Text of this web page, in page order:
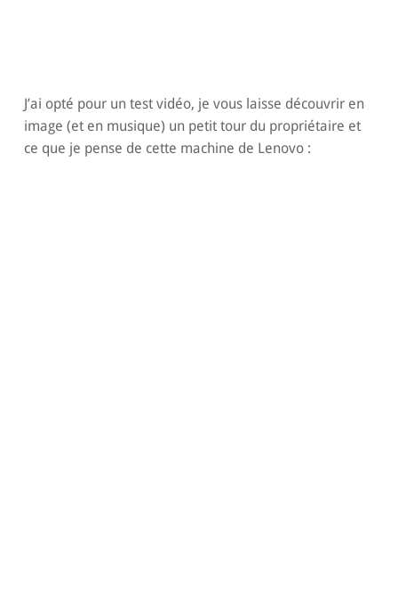
J’ai opté pour un test vidéo, je vous laisse découvrir en
image (et en musique) un petit tour du propriétaire et
ce que je pense de cette machine de Lenovo :